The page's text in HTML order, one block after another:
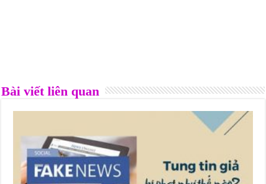
Bài viết liên quan